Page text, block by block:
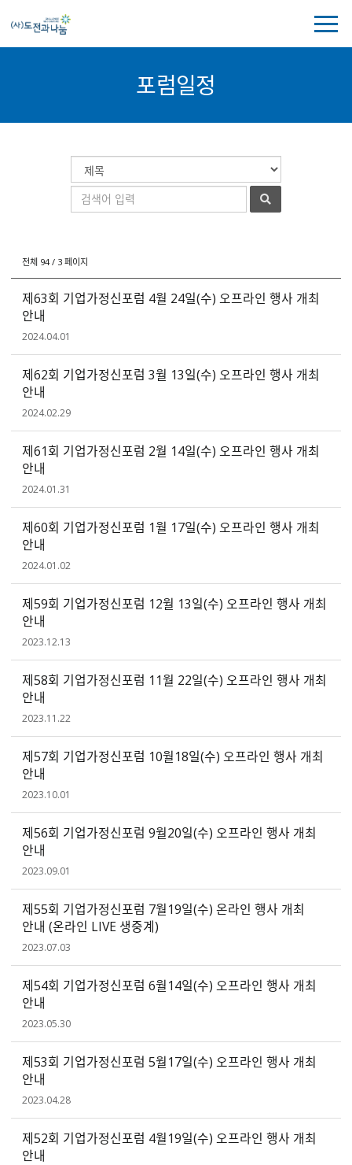
전
포럼일정
색
상
전체 94 / 3 페이지
제63회 기업가정신포럼 4월 24일(수) 오프라인 행사 개최
안내
2024.04.01
제62회 기업가정신포럼 3월 13일(수) 오프라인 행사 개최
안내
2024.02.29
제61회 기업가정신포럼 2월 14일(수) 오프라인 행사 개최
안내
2024.01.31
제60회 기업가정신포럼 1월 17일(수) 오프라인 행사 개최
안내
2024.01.02
제59회 기업가정신포럼 12월 13일(수) 오프라인 행사 개최
안내
2023.12.13
제58회 기업가정신포럼 11월 22일(수) 오프라인 행사 개최
안내
2023.11.22
제57회 기업가정신포럼 10월18일(수) 오프라인 행사 개최
안내
2023.10.01
제56회 기업가정신포럼 9월20일(수) 오프라인 행사 개최
안내
2023.09.01
제55회 기업가정신포럼 7월19일(수) 온라인 행사 개최
안내 (온라인 LIVE 생중계)
2023.07.03
제54회 기업가정신포럼 6월14일(수) 오프라인 행사 개최
안내
2023.05.30
제53회 기업가정신포럼 5월17일(수) 오프라인 행사 개최
안내
2023.04.28
제52회 기업가정신포럼 4월19일(수) 오프라인 행사 개최
안내